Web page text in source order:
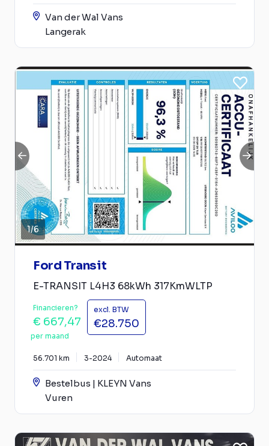
Van der Wal Vans
Langerak
1/6
Ford Transit
E-TRANSIT L4H3 68kWh 317KmWLTP
Financieren?
€ 667,47
per maand
excl. BTW
€28.750
56.701 km 3-2024 Automaat
Bestelbus | KLEYN Vans
Vuren